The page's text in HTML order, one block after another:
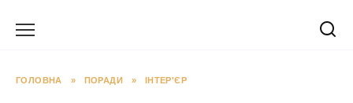
ГОЛОВНА » ПОРАДИ » ІНТЕР'ЄР